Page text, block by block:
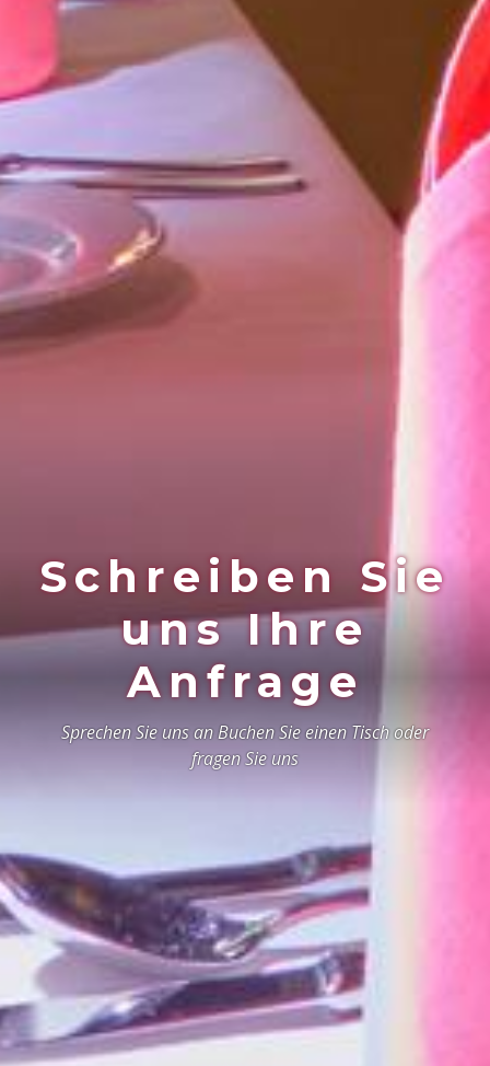
Schreiben Sie
uns Ihre
Anfrage
Sprechen Sie uns an Buchen Sie einen Tisch oder
fragen Sie uns
Der perfekte
Ort für Ihren
großen Tag
Feiern Sie diesen einzigartigen Tag an einem ganz
besonderen Ort